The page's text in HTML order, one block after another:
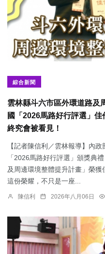
綜合新聞
雲林縣斗六市區外環道路及
國「2026馬路好行評選」
終究會被看見！
【記者陳信利／雲林報導】內
「2026馬路好行評選」頒獎典
及周邊環境整體提升計畫」榮
這份榮耀，不只是一座...
陳信利 2026年八月06日